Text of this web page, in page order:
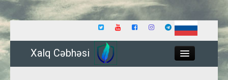
Xalq Cəbhəsi